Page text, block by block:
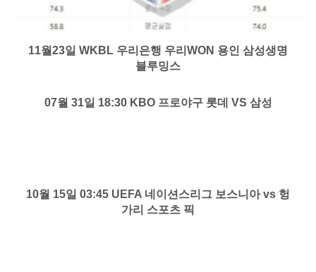
11월23일 WKBL 우리은행 우리WON 용인 삼성생명
블루밍스
07월 31일 18:30 KBO 프로야구 롯데 VS 삼성
10월 15일 03:45 UEFA 네이션스리그 보스니아 vs 헝
가리 스포츠 픽